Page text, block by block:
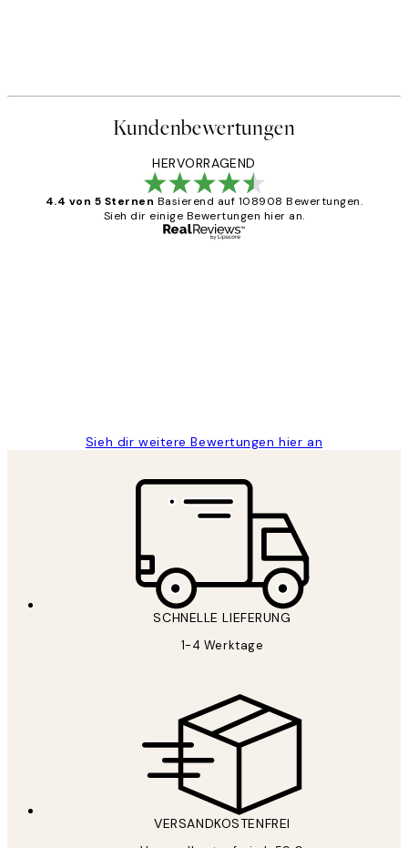
Kundenbewertungen
HERVORRAGEND
4.4 von 5 Sternen Basierend auf 108908 Bewertungen.
Sieh dir einige Bewertungen hier an.
Sieh dir weitere Bewertungen hier an
SCHNELLE LIEFERUNG
1-4 Werktage
VERSANDKOSTENFREI